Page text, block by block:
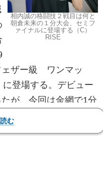
相内誠の格闘技２戦目は何と
朝倉未来の１分大会、セミフ
ァイナルに登場する（C）
RISE
ェザー級 ワンマッ
登場する。デビュー
が、今回は金網で1分
超短期決戦だ。